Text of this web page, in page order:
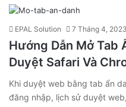
EPAL Solution 7 Tháng 4, 2023
Hướng Dẫn Mở Tab
Duyệt Safari Và
Khi duyệt web bằng tab ẩn
đăng nhập, lịch sử duyệt